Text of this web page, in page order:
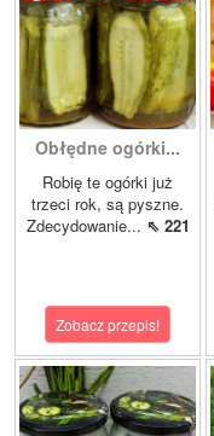
Obłędne ogórki...
Robię te ogórki już
trzeci rok, są pyszne.
Zdecydowanie... ⇖ 221
Zobacz przepis!